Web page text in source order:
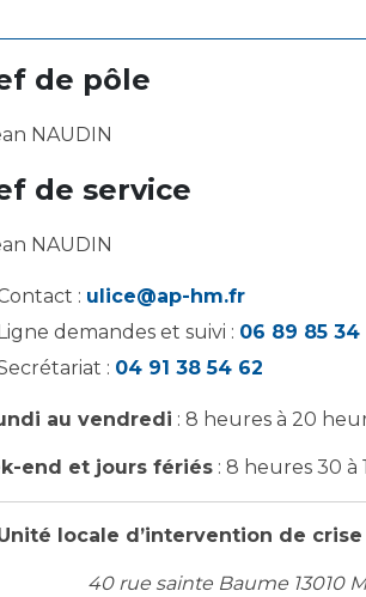
de pôle
NAUDIN
de service
NAUDIN
: ulice@ap-hm.fr
Ligne demandes et suivi : 06 89 85 34
: 04 91 38 54 62
au vendredi : 8 heures à 20
end et jours fériés: 8 heures 30 à
locale d’intervention de
40 rue sainte Baume 13010